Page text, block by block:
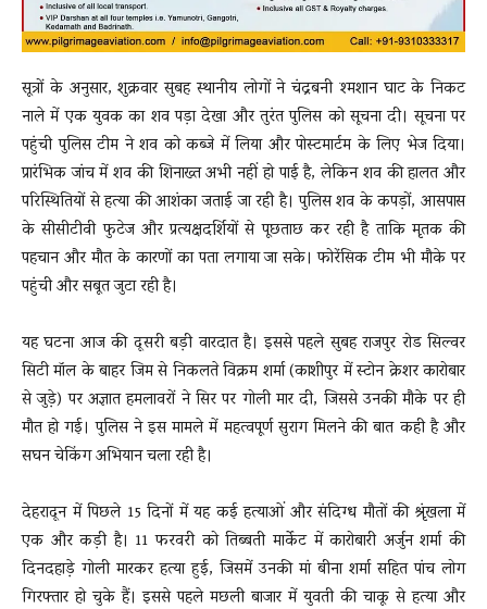
सूत्रों के अनुसार, शुक्रवार सुबह स्थानीय लोगों ने चंद्रबनी श्मशान घाट के निकट
नाले में एक युवक का शव पड़ा देखा और तुरंत पुलिस को सूचना दी। सूचना पर
पहुंची पुलिस टीम ने शव को कब्जे में लिया और पोस्टमार्टम के लिए भेज दिया।
प्रारंभिक जांच में शव की शिनाख्त अभी नहीं हो पाई है, लेकिन शव की हालत और
परिस्थितियों से हत्या की आशंका जताई जा रही है। पुलिस शव के कपड़ों, आसपास
के सीसीटीवी फुटेज और प्रत्यक्षदर्शियों से पूछताछ कर रही है ताकि मृतक की
पहचान और मौत के कारणों का पता लगाया जा सके। फोरेंसिक टीम भी मौके पर
पहुंची और सबूत जुटा रही है।
यह घटना आज की दूसरी बड़ी वारदात है। इससे पहले सुबह राजपुर रोड सिल्वर
सिटी मॉल के बाहर जिम से निकलते विक्रम शर्मा (काशीपुर में स्टोन क्रेशर कारोबार
से जुड़े) पर अज्ञात हमलावरों ने सिर पर गोली मार दी, जिससे उनकी मौके पर ही
मौत हो गई। पुलिस ने इस मामले में महत्वपूर्ण सुराग मिलने की बात कही है और
सघन चेकिंग अभियान चला रही है।
देहरादून में पिछले 15 दिनों में यह कई हत्याओं और संदिग्ध मौतों की श्रृंखला में
एक और कड़ी है। 11 फरवरी को तिब्बती मार्केट में कारोबारी अर्जुन शर्मा की
दिनदहाड़े गोली मारकर हत्या हुई, जिसमें उनकी मां बीना शर्मा सहित पांच लोग
गिरफ्तार हो चुके हैं। इससे पहले मछली बाजार में युवती की चाकू से हत्या और